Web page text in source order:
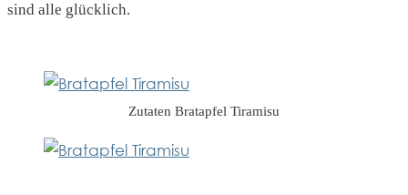
sind alle glücklich.
Zutaten Bratapfel Tiramisu